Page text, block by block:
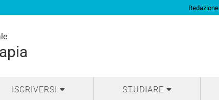
Redazione
ISCRIVERSI STUDIARE